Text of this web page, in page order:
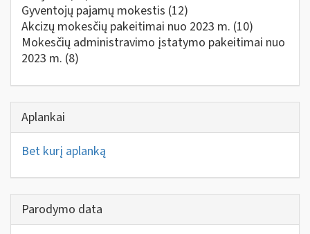
Gyventojų pajamų mokestis (12)
Akcizų mokesčių pakeitimai nuo 2023 m. (10)
Mokesčių administravimo įstatymo pakeitimai nuo
2023 m. (8)
Aplankai
Bet kurį aplanką
Parodymo data